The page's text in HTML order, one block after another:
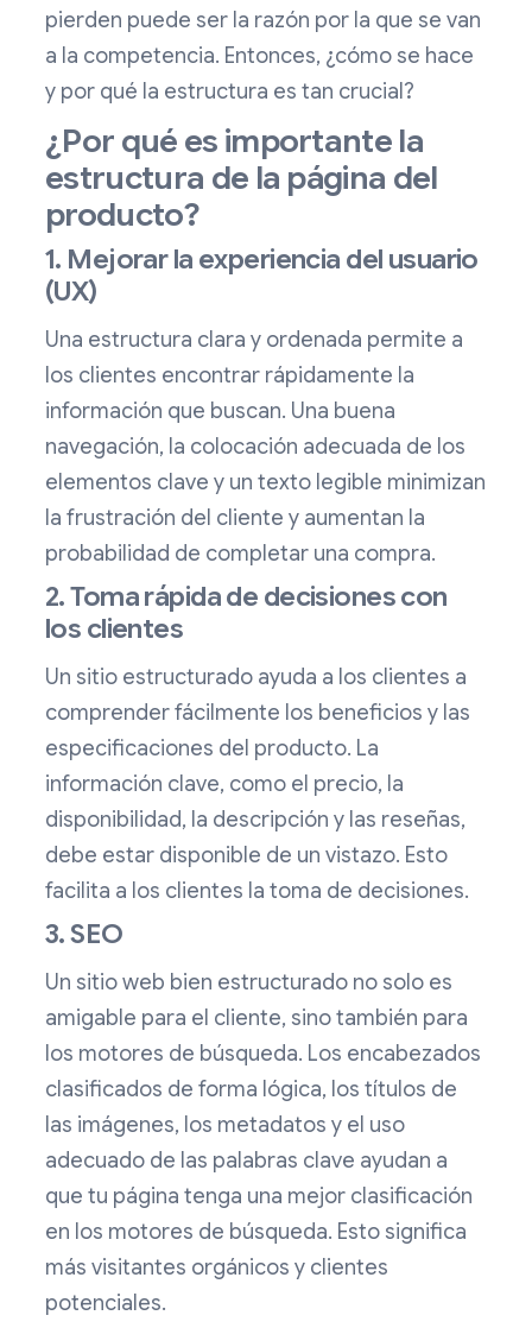
pierden puede ser la razón por la que se van
a la competencia. Entonces, ¿cómo se hace
y por qué la estructura es tan crucial?
¿Por qué es importante la
estructura de la página del
producto?
1. Mejorar la experiencia del usuario
(UX)
Una estructura clara y ordenada permite a
los clientes encontrar rápidamente la
información que buscan. Una buena
navegación, la colocación adecuada de los
elementos clave y un texto legible minimizan
la frustración del cliente y aumentan la
probabilidad de completar una compra.
2. Toma rápida de decisiones con
los clientes
Un sitio estructurado ayuda a los clientes a
comprender fácilmente los beneficios y las
especificaciones del producto. La
información clave, como el precio, la
disponibilidad, la descripción y las reseñas,
debe estar disponible de un vistazo. Esto
facilita a los clientes la toma de decisiones.
3. SEO
Un sitio web bien estructurado no solo es
amigable para el cliente, sino también para
los motores de búsqueda. Los encabezados
clasificados de forma lógica, los títulos de
las imágenes, los metadatos y el uso
adecuado de las palabras clave ayudan a
que tu página tenga una mejor clasificación
en los motores de búsqueda. Esto significa
más visitantes orgánicos y clientes
potenciales.